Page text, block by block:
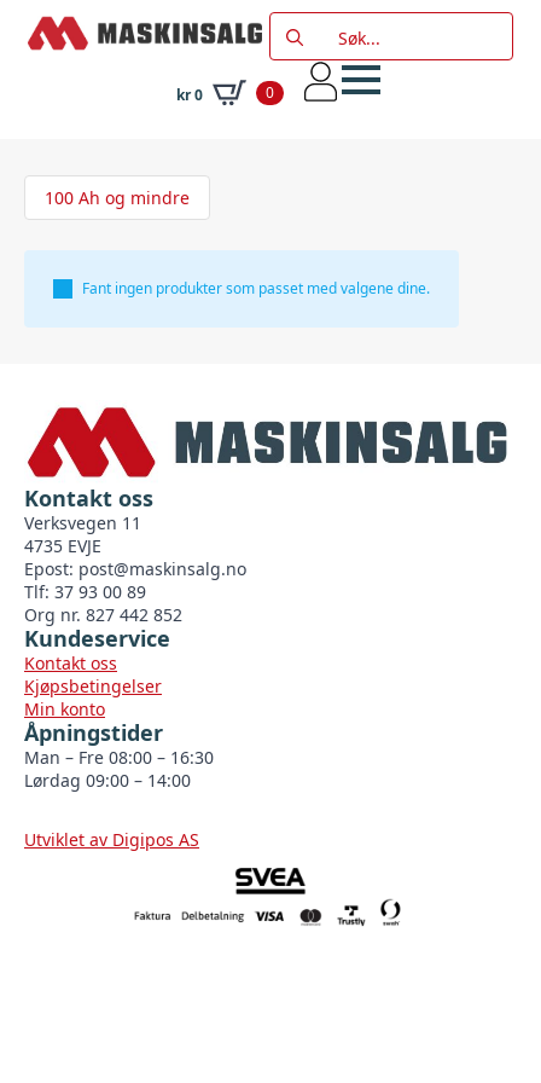
Search
for:
kr0 0
100 Ah og mindre
Fant ingen produkter som passet med valgene dine.
Kontakt oss
Verksvegen 11
4735 EVJE
Epost: post@maskinsalg.no
Tlf: 37 93 00 89
Org nr. 827 442 852
Kundeservice
Kontakt oss
Kjøpsbetingelser
Min konto
Åpningstider
Man – Fre 08:00 – 16:30
Lørdag 09:00 – 14:00
Utviklet av Digipos AS